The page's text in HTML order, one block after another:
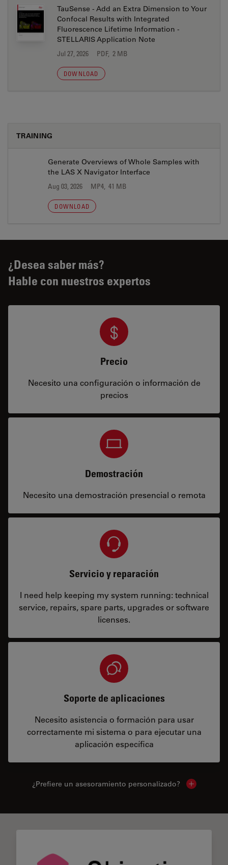
TauSense - Add an Extra Dimension to Your
Confocal Results with Integrated
Fluorescence Lifetime Information -
STELLARIS Application Note
Jul 27, 2026 PDF, 2 MB
DOWNLOAD
TRAINING
Generate Overviews of Whole Samples with
the LAS X Navigator Interface
Aug 03, 2026 MP4, 41 MB
DOWNLOAD
¿Desea saber más?
Hable con nuestros expertos
Precio
Necesito una configuración o información de
precios
Demostración
Necesito una demostración presencial o remota
Servicio y reparación
I need help keeping my system running: technical
service, repairs, spare parts, upgrades or software
licenses.
Soporte de aplicaciones
Necesito asistencia o formación para usar
correctamente mi sistema o para ejecutar una
aplicación específica
¿Prefiere un asesoramiento personalizado? Show local